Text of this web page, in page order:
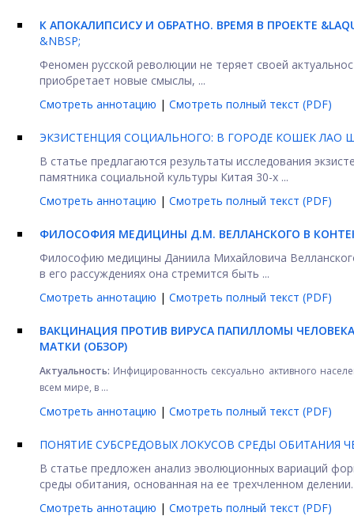
К АПОКАЛИПСИСУ И ОБРАТНО. ВРЕМЯ В ПРОЕКТЕ
&NBSP;
Феномен русской революции не теряет своей
приобретает новые смыслы, ...
Смотреть аннотацию | Смотреть полный текст (PDF)
ЭКЗИСТЕНЦИЯ СОЦИАЛЬНОГО: В ГОРОДЕ КОШЕК ЛАО
В статье предлагаются результаты исследования
памятника социальной культуры Китая 30-х ...
Смотреть аннотацию | Смотреть полный текст (PDF)
ФИЛОСОФИЯ МЕДИЦИНЫ Д.М. ВЕЛЛАНСКОГО В
Философию медицины Даниила Михайловича
в его рассуждениях она стремится быть ...
Смотреть аннотацию | Смотреть полный текст (PDF)
ВАКЦИНАЦИЯ ПРОТИВ ВИРУСА ПАПИЛЛОМЫ
МАТКИ (ОБЗОР)
Актуальность: Инфицированность сексуально активного
всем мире, в ...
Смотреть аннотацию | Смотреть полный текст (PDF)
ПОНЯТИЕ СУБСРЕДОВЫХ ЛОКУСОВ СРЕДЫ ОБИТАНИЯ
В статье предложен анализ эволюционных вариаций
среды обитания, основанная на ее трехчленном делении.
Смотреть аннотацию | Смотреть полный текст (PDF)